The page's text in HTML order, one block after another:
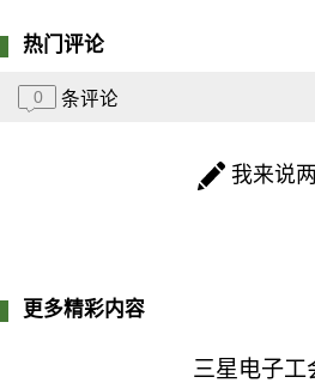
热门评论
0 条评论
我来说
更多精彩内容
三星电子工